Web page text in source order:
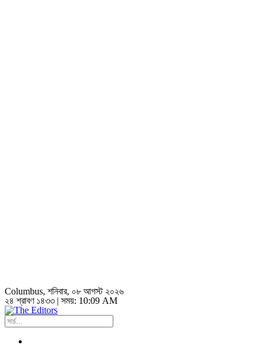
Columbus, শনিবার, ০৮ আগস্ট ২০২৬
২৪ শ্রাবণ ১৪৩৩ | সময়: 10:09 AM